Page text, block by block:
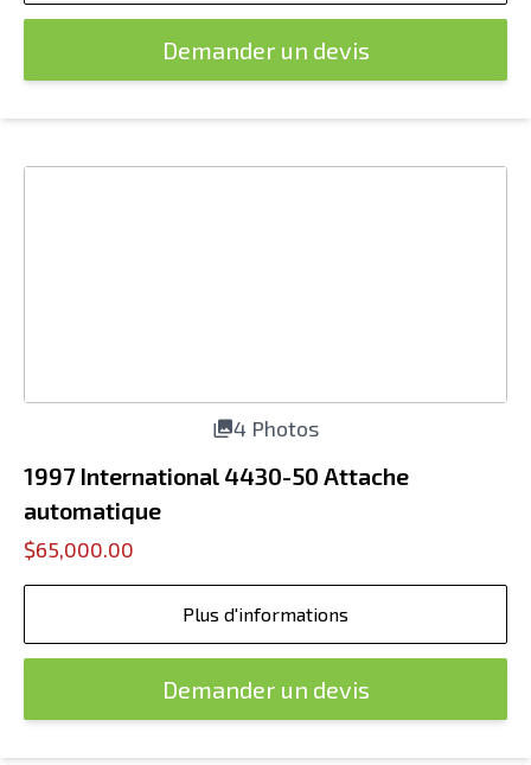
Demander un devis
4 Photos
1997 International 4430-50 Attache
automatique
$65,000.00
Plus d'informations
Demander un devis